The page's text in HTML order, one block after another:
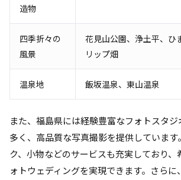
造物
四季折々の
風景
花見山公園、浄土平、ひ
リップ畑
温泉地 飯坂温泉、東山温泉
また、福島県には経験豊富なフォトスタ
多く、高品質な写真撮影を提供しています
ク、小物などのサービスも充実しており、
ォトウェディングを実現できます。さらに